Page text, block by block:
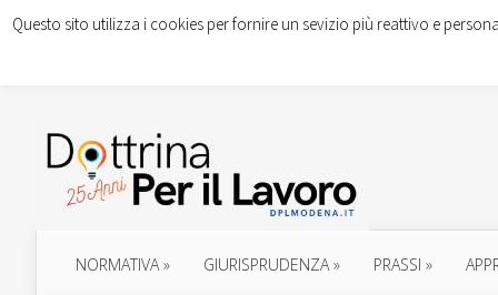
NORMATIVA» GIURISPRUDENZA» PRASSI »
Questo sito utilizza i cookies per fornire un sevizio più reattivo e